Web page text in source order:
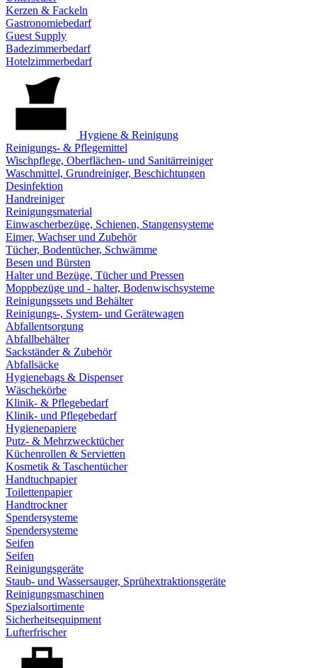
Kerzen & Fackeln
Gastronomiebedarf
Guest Supply
Badezimmerbedarf
Hotelzimmerbedarf
Hygiene & Reinigung
Reinigungs- & Pflegemittel
Wischpflege, Oberflächen- und Sanitärreiniger
Waschmittel, Grundreiniger, Beschichtungen
Desinfektion
Handreiniger
Reinigungsmaterial
Einwascherbezüge, Schienen, Stangensysteme
Eimer, Wachser und Zubehör
Tücher, Bodentücher, Schwämme
Besen und Bürsten
Halter und Bezüge, Tücher und Pressen
Moppbezüge und - halter, Bodenwischsysteme
Reinigungssets und Behälter
Reinigungs-, System- und Gerätewagen
Abfallentsorgung
Abfallbehälter
Sackständer & Zubehör
Abfallsäcke
Hygienebags & Dispenser
Wäschekörbe
Klinik- & Pflegebedarf
Klinik- und Pflegebedarf
Hygienepapiere
Putz- & Mehrzwecktücher
Küchenrollen & Servietten
Kosmetik & Taschentücher
Handtuchpapier
Toilettenpapier
Handtrockner
Spendersysteme
Spendersysteme
Seifen
Seifen
Reinigungsgeräte
Staub- und Wassersauger, Sprühextraktionsgeräte
Reinigungsmaschinen
Spezialsortimente
Sicherheitsequipment
Lufterfrischer